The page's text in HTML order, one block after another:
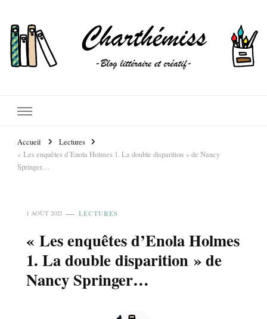
Accueil
Lectures
« Les enquêtes d’Enola Holmes 1. La double disparition » de Nancy
Springer…
1 AOÛT 2021 LECTURES
« Les enquêtes d’Enola Holmes
1. La double disparition » de
Nancy Springer…